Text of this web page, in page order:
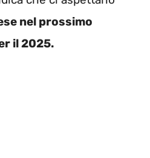
nel prossimo
il 2025.